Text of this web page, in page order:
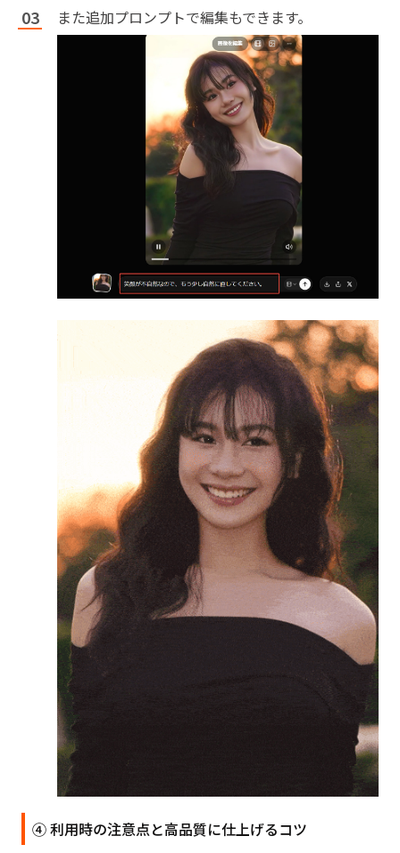
また追加プロンプトで編集もできます。
④ 利用時の注意点と高品質に仕上げるコツ